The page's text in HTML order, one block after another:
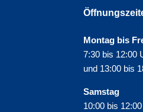
Montag bis
7:30 bis 12:00
und 13:00 bis
Samstag
10:00 bis